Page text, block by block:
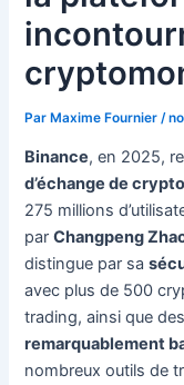
ParMaxime Fournier /
Binance, en 2025,
d’échange de
275 millions
parChangpeng
distingue par sa
avec plus de 500
trading, ainsi que
remarquablement
nombreux outils de